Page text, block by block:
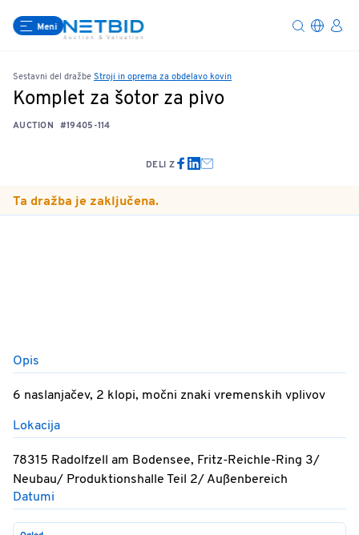
Meni
Sestavni del dražbe Stroji in oprema za obdelavo kovin
Komplet za šotor za pivo
AUCTION #19405-114
DELI Z
Ta dražba je zaključena.
Opis
6 naslanjačev, 2 klopi, močni znaki vremenskih vplivov
Lokacija
78315 Radolfzell am Bodensee, Fritz-Reichle-Ring 3/
Neubau/ Produktionshalle Teil 2/ Außenbereich
Datumi